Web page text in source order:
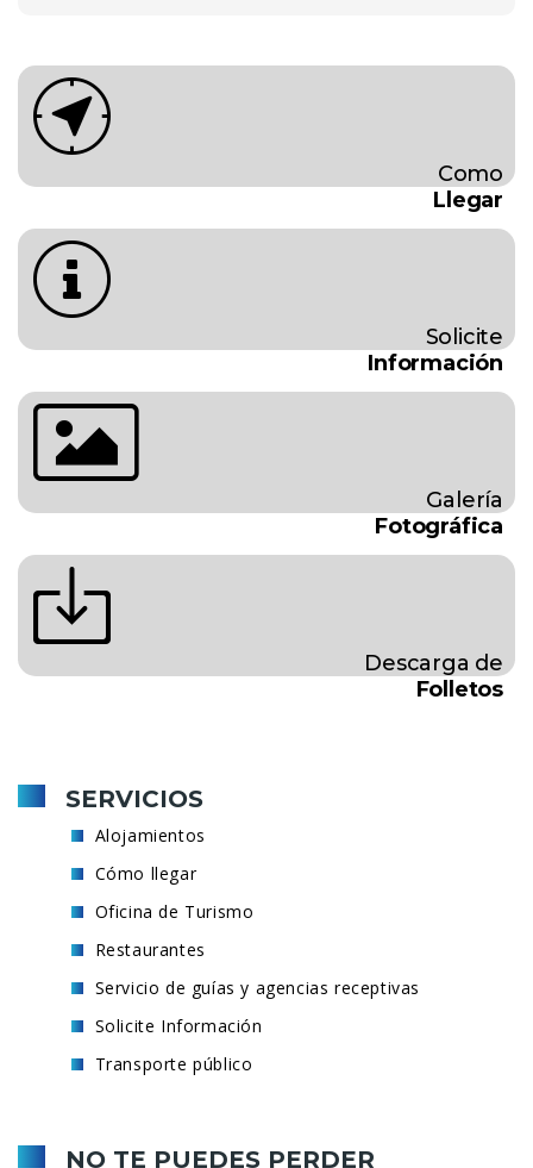
Como
Llegar
Solicite
Información
Galería
Fotográfica
Descarga de
Folletos
SERVICIOS
Alojamientos
Cómo llegar
Oficina de Turismo
Restaurantes
Servicio de guías y agencias receptivas
Solicite Información
Transporte público
NO TE PUEDES PERDER